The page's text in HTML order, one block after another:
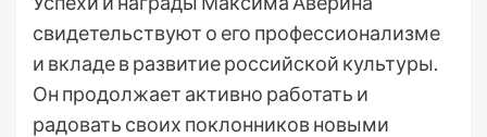
свидетельствуют о его профессионализме
и вкладе в развитие российской культуры.
Он продолжает активно работать и
радовать своих поклонников новыми